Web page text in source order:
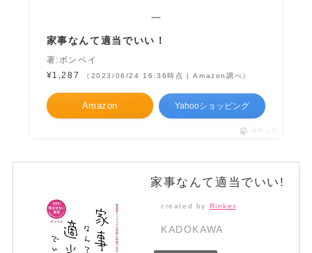
家事なんて適当でいい！
著:ボンベイ
¥1,287
（2023/06/24 16:36時点 | Amazon調べ）
Amazon Yahooショッピング
ポチップ
家事なんて適当でいい!
created by Rinker
KADOKAWA